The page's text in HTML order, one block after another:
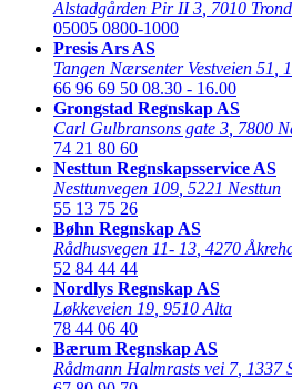
Alstadgården Pir II 3 7010
05005 0800-1000
Presis Ars AS
Tangen Nærsenter Vestveien 51
66 96 69 50 08.30 - 16.00
Grongstad Regnskap AS
Carl Gulbransons gate 3 7800
74 21 80 60
Nesttun Regnskapsservice AS
Nesttunvegen 109 5221 Nesttun
55 13 75 26
Bøhn Regnskap AS
Rådhusvegen 11- 13 4270
52 84 44 44
Nordlys Regnskap AS
Løkkeveien 19 9510 Alta
78 44 06 40
Bærum Regnskap AS
Rådmann Halmrasts vei 7, 1337